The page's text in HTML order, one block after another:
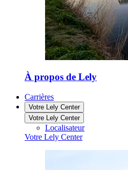
À propos de Lely
Carrières
Votre Lely Center
Votre Lely Center
Localisateur
Votre Lely Center